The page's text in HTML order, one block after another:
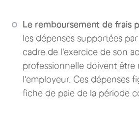
Le remboursement de frais
les dépenses supportées
cadre de l'exercice de son
professionnelle doivent être
l'employeur. Ces dépenses
fiche de paie de la période